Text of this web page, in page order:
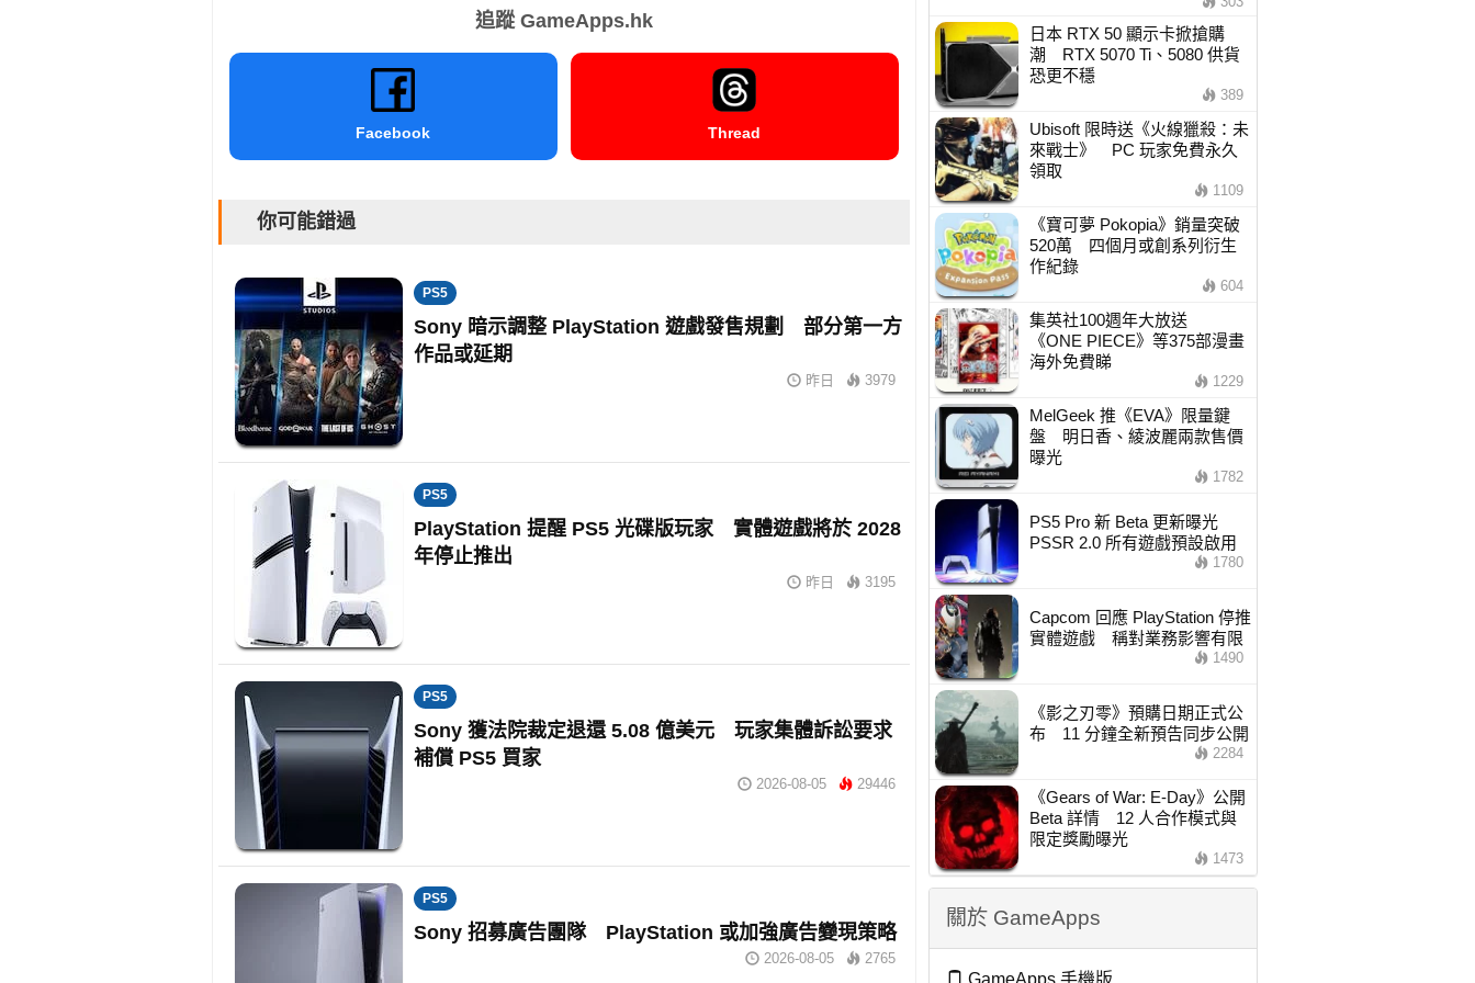
追蹤 GameApps.hk
Facebook Thread
你可能錯過
PS5
Sony 暗示調整 PlayStation 遊戲發售規劃 部分第一方
作品或延期
昨日 3979
PS5
PlayStation 提醒 PS5 光碟版玩家 實體遊戲將於 2028
年停止推出
昨日 3195
PS5
Sony 獲法院裁定退還 5.08 億美元 玩家集體訴訟要求
補償 PS5 買家
2026-08-05 29446
PS5
Sony 招募廣告團隊 PlayStation 或加強廣告變現策略
2026-08-05 2765
日本 RTX 50 顯示卡掀搶購
潮 RTX 5070 Ti、5080 供貨
恐更不穩
389
Ubisoft 限時送《火線獵殺：未
來戰士》 PC 玩家免費永久
領取
1109
《寶可夢 Pokopia》銷量突破
520萬 四個月或創系列衍生
作紀錄
604
集英社100週年大放送
《ONE PIECE》等375部漫畫
海外免費睇
1229
MelGeek 推《EVA》限量鍵
盤 明日香、綾波麗兩款售價
曝光
1782
PS5 Pro 新 Beta 更新曝光
PSSR 2.0 所有遊戲預設啟用
1780
Capcom 回應 PlayStation 停推
實體遊戲 稱對業務影響有限
1490
《影之刃零》預購日期正式公
布 11 分鐘全新預告同步公開
2284
《Gears of War: E-Day》公開
Beta 詳情 12 人合作模式與
限定獎勵曝光
1473
關於 GameApps
GameApps 手機版